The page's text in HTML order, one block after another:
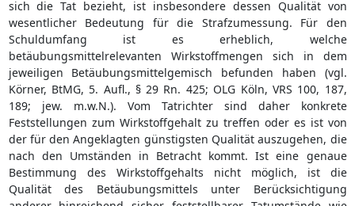
sich die Tat bezieht, ist insbesondere dessen Qualität von
wesentlicher Bedeutung für die Strafzumessung. Für den
Schuldumfang ist es erheblich, welche
betäubungsmittelrelevanten Wirkstoffmengen sich in dem
jeweiligen Betäubungsmittelgemisch befunden haben (vgl.
Körner, BtMG, 5. Aufl., § 29 Rn. 425; OLG Köln, VRS 100, 187,
189; jew. m.w.N.). Vom Tatrichter sind daher konkrete
Feststellungen zum Wirkstoffgehalt zu treffen oder es ist von
der für den Angeklagten günstigsten Qualität auszugehen, die
nach den Umständen in Betracht kommt. Ist eine genaue
Bestimmung des Wirkstoffgehalts nicht möglich, ist die
Qualität des Betäubungsmittels unter Berücksichtigung